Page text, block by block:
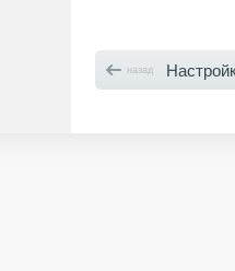
назад